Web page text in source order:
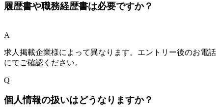
履歴書や職務経歴書は必要ですか？
A
求人掲載企業様によって異なります。エントリー後のお電話
にてご確認ください。
Q
個人情報の扱いはどうなりますか？